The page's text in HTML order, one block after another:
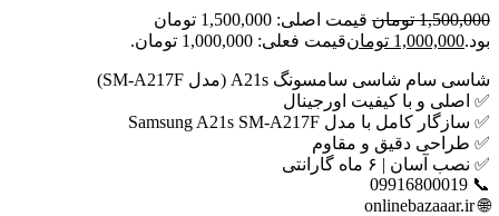
1,500,000 تومان
قیمت اصلی: 1,500,000 تومان
بود.1,000,000 تومانقیمت فعلی: 1,000,000 تومان.
شاسی سام شاسی سامسونگ A21s (مدل SM-A217F)
✅ اصلی و با کیفیت اورجینال
✅ سازگار کامل با مدل Samsung A21s SM-A217F
✅ طراحی دقیق و مقاوم
✅ نصب آسان | ۶ ماه گارانتی
📞 09916800019
🌐 onlinebazaaar.ir